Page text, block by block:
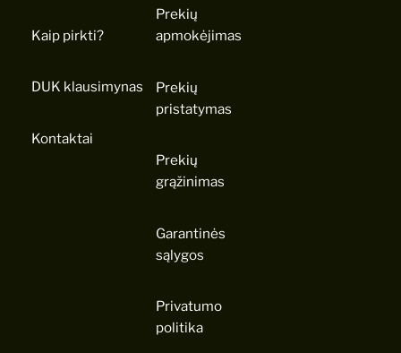
Kaip pirkti?
DUK klausimynas
Kontaktai
Prekių
apmokėjimas
Prekių
pristatymas
Prekių
grąžinimas
Garantinės
sąlygos
Privatumo
politika